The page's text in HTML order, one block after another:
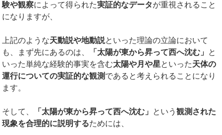
験や観察によって得られた実証的なデータが重視されること
になりますが、
上記のような天動説や地動説といった理論の立論において
も、まず先にあるのは、
「太陽が東から昇って西へ沈む」 と
いった単純な経験的事実を含む太陽や月や星といった天体の
運行についての実証的な観測 であると考えられることになり
ます。
そして、 「太陽が東から昇って西へ沈む」 という観測された
現象を合理的に説明するためには、